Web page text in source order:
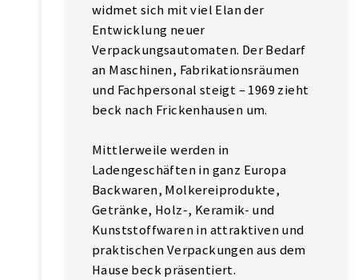
widmet sich mit viel Elan der
Entwicklung neuer
Verpackungsautomaten. Der Bedarf
an Maschinen, Fabrikationsräumen
und Fachpersonal steigt – 1969 zieht
beck nach Frickenhausen um.
Mittlerweile werden in
Ladengeschäften in ganz Europa
Backwaren, Molkereiprodukte,
Getränke, Holz-, Keramik- und
Kunststoffwaren in attraktiven und
praktischen Verpackungen aus dem
Hause beck präsentiert.